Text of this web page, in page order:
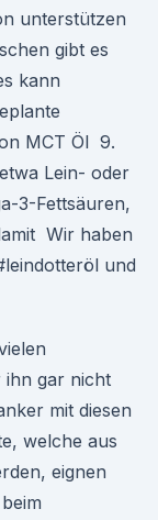
unterstützen
gibt es
kann
MCT Öl 9.
Lein- oder
3-Fettsäuren,
Wir haben
und
ihn gar nicht
mit diesen
welche aus
eignen